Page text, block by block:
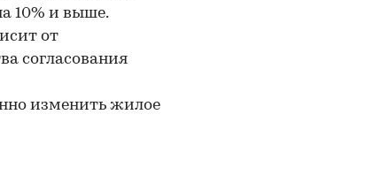
10% и выше.
от
согласования
изменить жилое